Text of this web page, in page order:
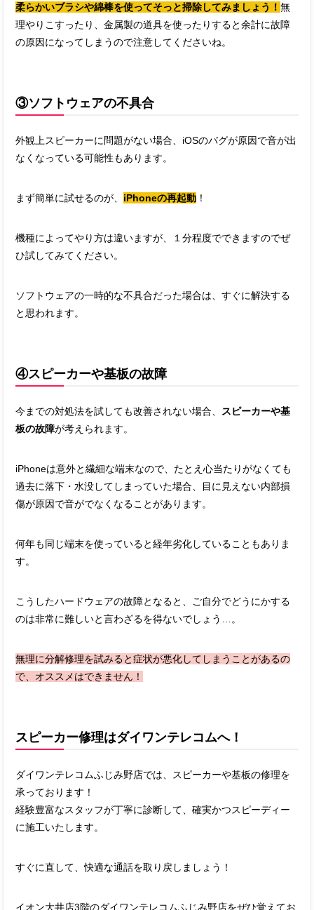
柔らかいブラシや綿棒を使ってそっと掃除してみましょう！無
理やりこすったり、金属製の道具を使ったりすると余計に故障
の原因になってしまうので注意してくださいね。
③ソフトウェアの不具合
外観上スピーカーに問題がない場合、iOSのバグが原因で音が出
なくなっている可能性もあります。
まず簡単に試せるのが、 iPhoneの再起動 ！
機種によってやり方は違いますが、１分程度でできますのでぜ
ひ試してみてください。
ソフトウェアの一時的な不具合だった場合は、すぐに解決する
と思われます。
④スピーカーや基板の故障
今までの対処法を試しても改善されない場合、 スピーカーや基
板の故障が考えられます。
iPhoneは意外と繊細な端末なので、たとえ心当たりがなくても
過去に落下・水没してしまっていた場合、目に見えない内部損
傷が原因で音がでなくなることがあります。
何年も同じ端末を使っていると経年劣化していることもありま
す。
こうしたハードウェアの故障となると、ご自分でどうにかする
のは非常に難しいと言わざるを得ないでしょう…。
無理に分解修理を試みると症状が悪化してしまうことがあるの
で、オススメはできません！
スピーカー修理はダイワンテレコムへ！
ダイワンテレコムふじみ野店では、スピーカーや基板の修理を
承っております！
経験豊富なスタッフが丁寧に診断して、確実かつスピーディー
に施工いたします。
すぐに直して、快適な通話を取り戻しましょう！
イオン大井店3階のダイワンテレコムふじみ野店をぜひ覚えてお